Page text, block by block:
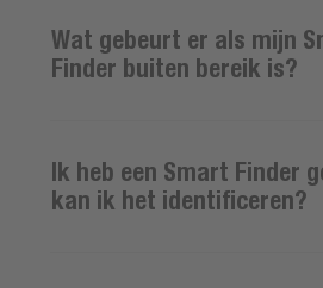
Wat gebeurt er als mijn
Finder buiten bereik is?
Ik heb een Smart Finder
kan ik het identificeren?